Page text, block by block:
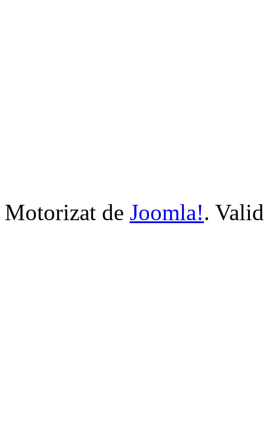
Motorizat de Joomla!.